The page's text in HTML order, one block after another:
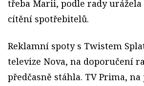
třeba Marii, podle rady urážela
cítění spotřebitelů.
Reklamní spoty s Twistem
televize Nova, na doporučení
předčasně stáhla. TV Prima,